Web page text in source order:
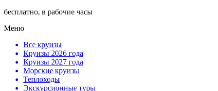
бесплатно, в рабочие часы
Меню
Все круизы
Круизы 2026 года
Круизы 2027 года
Морские круизы
Теплоходы
Экскурсионные туры